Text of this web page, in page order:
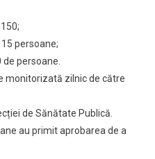
persoane;
persoane.
monitorizată zilnic de către
de Sănătate Publică.
au primit aprobarea de a